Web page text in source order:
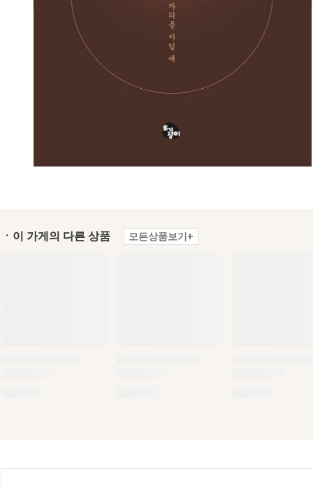
ㆍ이 가게의 다른 상품 모든상품보기+